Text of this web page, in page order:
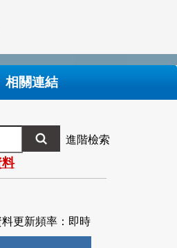
相關連結
進階檢索
料更新頻率：即時